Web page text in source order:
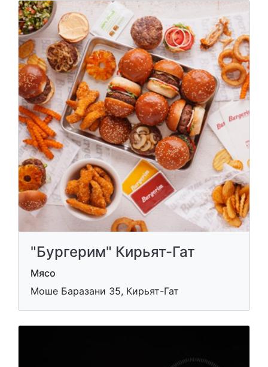
"Бургерим" Кирьят-Гат
Мясо
Моше Баразани 35, Кирьят-Гат